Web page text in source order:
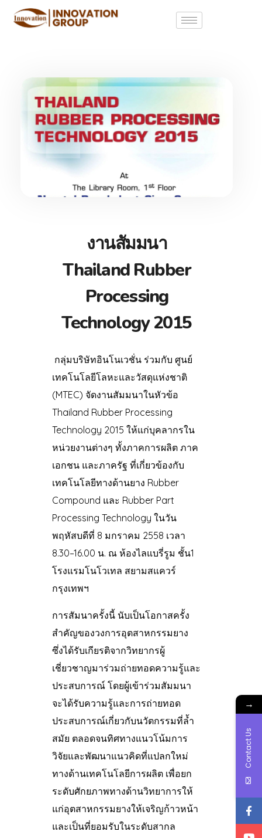
งานสัมมนา
Thailand Rubber
Processing
Technology 2015
กลุ่มบริษัทอินโนเวชั่น ร่วมกับ ศูนย์
เทคโนโลยีโลหะและวัสดุแห่งชาติ
(MTEC) จัดงานสัมมนาในหัวข้อ
Thailand Rubber Processing
Technology 2015 ให้แก่บุคลากรใน
หน่วยงานต่างๆ ทั้งภาคการผลิต ภาค
เอกชน และภาครัฐ ที่เกี่ยวข้องกับ
เทคโนโลยีทางด้านยาง Rubber
Compound และ Rubber Part
Processing Technology ในวัน
พฤหัสบดีที่ 8 มกราคม 2558 เวลา
8.30–16.00 น. ณ ห้องไลแบรี่รูม ชั้น1
โรงแรมโนโวเทล สยามสแควร์
กรุงเทพฯ
การสัมนาครั้งนี้ นับเป็นโอกาสครั้ง
สำคัญของวงการอุตสาหกรรมยาง
ซึ่งได้รับเกียรติจากวิทยากรผู้
เชี่ยวชาญมาร่วมถ่ายทอดความรู้และ
ประสบการณ์ โดยผู้เข้าร่วมสัมมนา
จะได้รับความรู้และการถ่ายทอด
ประสบการณ์เกี่ยวกับนวัตกรรมที่ล้ำ
สมัย ตลอดจนทิศทางแนวโน้มการ
วิจัยและพัฒนาแนวคิดที่แปลกใหม่
ทางด้านเทคโนโลยีการผลิต เพื่อยก
ระดับศักยภาพทางด้านวิทยาการให้
แก่อุตสาหกรรมยางให้เจริญก้าวหน้า
และเป็นที่ยอมรับในระดับสากล
→
Contact Us